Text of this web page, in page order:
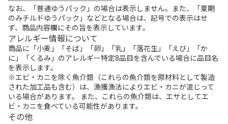
なお、「普通ゆうパック」の場合は表示しません。また、「夏期
のみチルドゆうパック」などとなる場合は、記号での表示はせ
ず、商品内容欄にその旨を表示しています。
アレルギー情報について
商品に「小麦」「そば」「卵」「乳」「落花生」「えび」「か
に」「くるみ」のアレルギー特定8品目を含んでいる場合に品目名
を表示します。
※エビ・カニを除く魚介類（これらの魚介類を原材料として製造
された加工品も含む）は、漁獲漁法によりエビ・カニが混じって
いる場合があります。 また、これらの魚介類は、エサとしてエ
ビ・カニを食べている可能性があります。
その他